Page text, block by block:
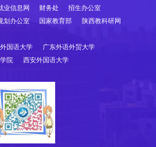
业信息网 财务处
招生办公室
划办公室 国家教育部
陕西教科研网
外国语大学
广东外语外贸大学
院 西安外国语大学